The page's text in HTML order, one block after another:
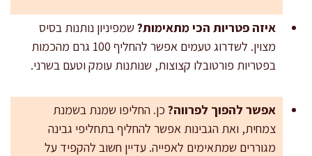
איזה פטריות הכי מתאימות? שמפיניון נותנות בסיס
מצוין. לשדרוג טעמים אפשר להחליף 100 גרם מהכמות
בפטריות פורטובלו קצוצות, שנותנות עומק וטעם בשרני.
אפשר להפוך לפרווה? כן. החליפו שמנת בשמנת
צמחית, ואת הגבינות אפשר להחליף בתחליפי גבינה
מגוררים שמתאימים לאפייה. עדיין חשוב להקפיד על